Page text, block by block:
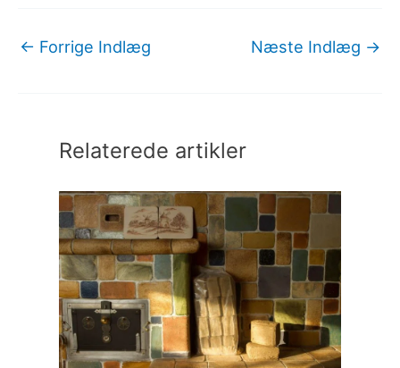
← Forrige Indlæg Næste Indlæg →
Relaterede artikler